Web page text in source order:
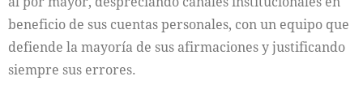
beneficio de sus cuentas personales, con un equipo que
defiende la mayoría de sus afirmaciones y justificando
siempre sus errores.